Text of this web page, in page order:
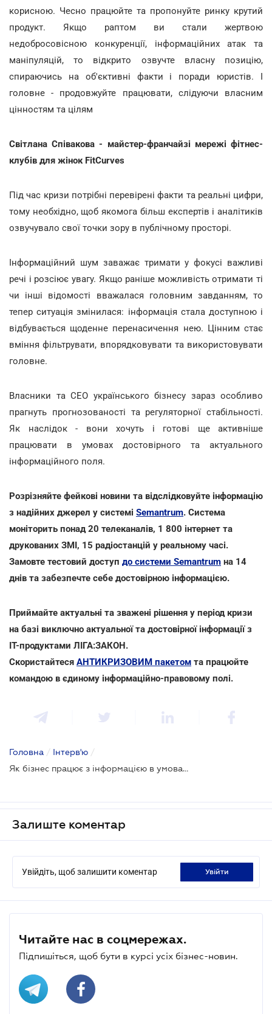
корисною. Чесно працюйте та пропонуйте ринку крутий
продукт. Якщо раптом ви стали жертвою
недобросовісною конкуренції, інформаційних атак та
маніпуляцій, то відкрито озвучте власну позицію,
спираючись на об'єктивні факти і поради юристів. І
головне - продовжуйте працювати, слідуючи власним
цінностям та цілям
Світлана Співакова - майстер-франчайзі мережі фітнес-
клубів для жінок FitCurves
Під час кризи потрібні перевірені факти та реальні цифри,
тому необхідно, щоб якомога більш експертів і аналітиків
озвучувало свої точки зору в публічному просторі.
Інформаційний шум заважає тримати у фокусі важливі
речі і розсіює увагу. Якщо раніше можливість отримати ті
чи інші відомості вважалася головним завданням, то
тепер ситуація змінилася: інформація стала доступною і
відбувається щоденне перенасичення нею. Цінним стає
вміння фільтрувати, впорядковувати та використовувати
головне.
Власники та СЕО українського бізнесу зараз особливо
прагнуть прогнозованості та регуляторної стабільності.
Як наслідок - вони хочуть і готові ще активніше
працювати в умовах достовірного та актуального
інформаційного поля.
Розрізняйте фейкові новини та відслідковуйте інформацію
з надійних джерел у системі Semantrum. Система
моніторить понад 20 телеканалів, 1 800 інтернет та
друкованих ЗМІ, 15 радіостанцій у реальному часі.
Замовте тестовий доступ до системи Semantrum на 14
днів та забезпечте себе достовірною інформацією.
Приймайте актуальні та зважені рішення у період кризи
на базі виключно актуальної та достовірної інформації з
ІТ-продуктами ЛІГА:ЗАКОН.
Скористайтеся АНТИКРИЗОВИМ пакетом та працюйте
командою в єдиному інформаційно-правовому полі.
Головна / Інтерв'ю /
Як бізнес працює з інформацією в умовах кризи
Залиште коментар
Увійдіть, щоб залишити коментар увійти
Читайте нас в соцмережах.
Підпишіться, щоб бути в курсі усіх бізнес-новин.